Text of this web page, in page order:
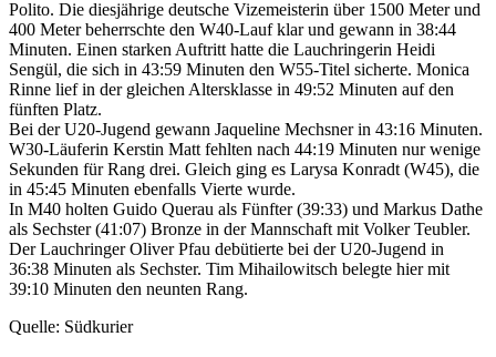
Polito. Die diesjährige deutsche Vizemeisterin über 1500 Meter und
400 Meter beherrschte den W40-Lauf klar und gewann in 38:44
Minuten. Einen starken Auftritt hatte die Lauchringerin Heidi
Sengül, die sich in 43:59 Minuten den W55-Titel sicherte. Monica
Rinne lief in der gleichen Altersklasse in 49:52 Minuten auf den
fünften Platz.
Bei der U20-Jugend gewann Jaqueline Mechsner in 43:16 Minuten.
W30-Läuferin Kerstin Matt fehlten nach 44:19 Minuten nur wenige
Sekunden für Rang drei. Gleich ging es Larysa Konradt (W45), die
in 45:45 Minuten ebenfalls Vierte wurde.
In M40 holten Guido Querau als Fünfter (39:33) und Markus Dathe
als Sechster (41:07) Bronze in der Mannschaft mit Volker Teubler.
Der Lauchringer Oliver Pfau debütierte bei der U20-Jugend in
36:38 Minuten als Sechster. Tim Mihailowitsch belegte hier mit
39:10 Minuten den neunten Rang.
Quelle: Südkurier